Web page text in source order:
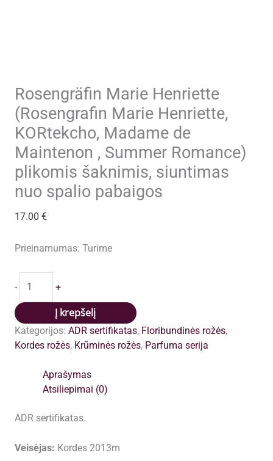
Rosengräfin Marie Henriette
(Rosengrafin Marie Henriette,
KORtekcho, Madame de
Maintenon , Summer Romance)
plikomis šaknimis, siuntimas
nuo spalio pabaigos
17.00 €
Prieinamumas: Turime
-
kiekis:
Rosengräfin
Marie
Henriette
(Rosengrafin
Henriette,
KORtekcho,
,
+
Į krepšelį
Kategorijos: ADR sertifikatas, Floribundinės rožės,
Kordes rožės, Krūminės rožės, Parfuma serija
Aprašymas
Atsiliepimai (0)
ADR sertifikatas.
Veisėjas: Kordes 2013m